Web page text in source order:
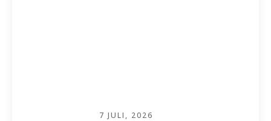
7 JULI, 2026